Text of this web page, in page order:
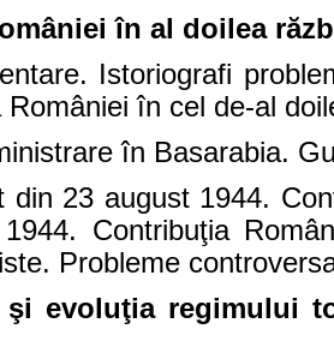
în al doilea
Istoriografi
României în cel de-al
în Basarabia.
din 23 august 1944.
Contribuţia
Probleme
şi evoluţia regimului